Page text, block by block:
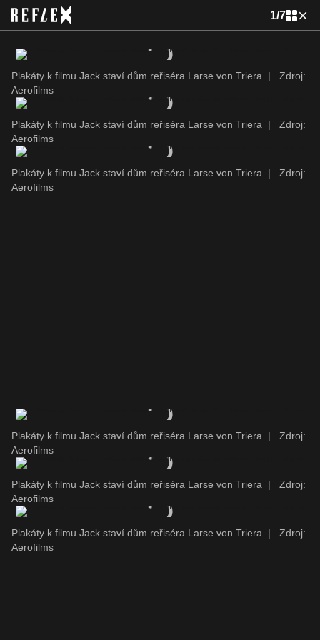
1/7
Plakáty k filmu Jack staví dům reřiséra Larse von Triera |
Zdroj:
Aerofilms
Plakáty k filmu Jack staví dům reřiséra Larse von Triera |
Zdroj:
Aerofilms
Plakáty k filmu Jack staví dům reřiséra Larse von Triera |
Zdroj:
Aerofilms
Plakáty k filmu Jack staví dům reřiséra Larse von Triera |
Zdroj:
Aerofilms
Plakáty k filmu Jack staví dům reřiséra Larse von Triera |
Zdroj:
Aerofilms
Plakáty k filmu Jack staví dům reřiséra Larse von Triera |
Zdroj:
Aerofilms